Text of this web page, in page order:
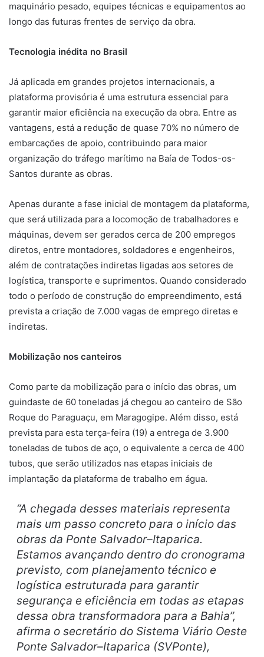
maquinário pesado, equipes técnicas e equipamentos ao
longo das futuras frentes de serviço da obra.
Tecnologia inédita no Brasil
Já aplicada em grandes projetos internacionais, a
plataforma provisória é uma estrutura essencial para
garantir maior eficiência na execução da obra. Entre as
vantagens, está a redução de quase 70% no número de
embarcações de apoio, contribuindo para maior
organização do tráfego marítimo na Baía de Todos-os-
Santos durante as obras.
Apenas durante a fase inicial de montagem da plataforma,
que será utilizada para a locomoção de trabalhadores e
máquinas, devem ser gerados cerca de 200 empregos
diretos, entre montadores, soldadores e engenheiros,
além de contratações indiretas ligadas aos setores de
logística, transporte e suprimentos. Quando considerado
todo o período de construção do empreendimento, está
prevista a criação de 7.000 vagas de emprego diretas e
indiretas.
Mobilização nos canteiros
Como parte da mobilização para o início das obras, um
guindaste de 60 toneladas já chegou ao canteiro de São
Roque do Paraguaçu, em Maragogipe. Além disso, está
prevista para esta terça-feira (19) a entrega de 3.900
toneladas de tubos de aço, o equivalente a cerca de 400
tubos, que serão utilizados nas etapas iniciais de
implantação da plataforma de trabalho em água.
“A chegada desses materiais representa
mais um passo concreto para o início das
obras da Ponte Salvador–Itaparica.
Estamos avançando dentro do cronograma
previsto, com planejamento técnico e
logística estruturada para garantir
segurança e eficiência em todas as etapas
dessa obra transformadora para a Bahia”,
afirma o secretário do Sistema Viário Oeste
Ponte Salvador–Itaparica (SVPonte),